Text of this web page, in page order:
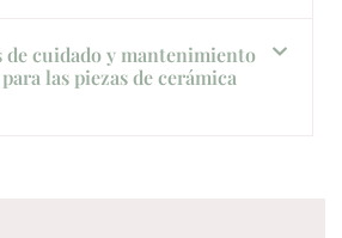
de cuidado y mantenimiento
las piezas de cerámica